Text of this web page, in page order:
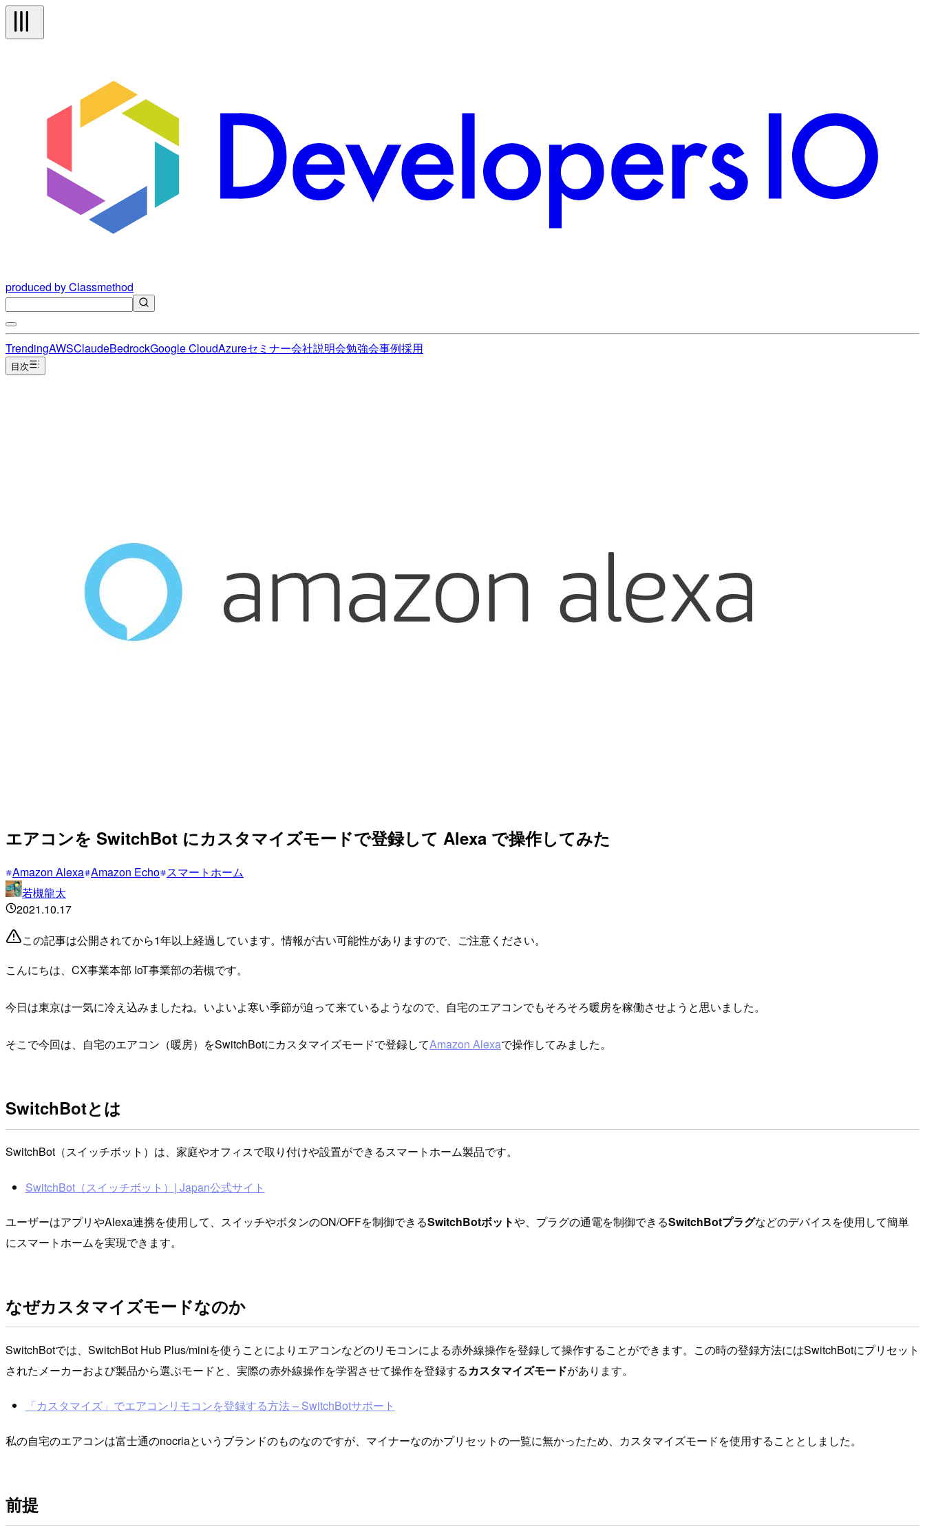
produced by Classmethod
TrendingAWSClaudeBedrockGoogle CloudAzureセミナー会社説明会勉強会事例採用
目次
エアコンを SwitchBot にカスタマイズモードで登録して Alexa で操作してみた
Amazon Alexa Amazon Echo スマートホーム
若槻龍太
2021.10.17
この記事は公開されてから1年以上経過しています。情報が古い可能性がありますので、ご注意ください。
こんにちは、CX事業本部 IoT事業部の若槻です。
今日は東京は一気に冷え込みましたね。いよいよ寒い季節が迫って来ているようなので、自宅のエアコンでもそろそろ暖房を稼働させようと思いました。
そこで今回は、自宅のエアコン（暖房）をSwitchBotにカスタマイズモードで登録してAmazon Alexaで操作してみました。
SwitchBotとは
SwitchBot（スイッチボット）は、家庭やオフィスで取り付けや設置ができるスマートホーム製品です。
SwitchBot（スイッチボット）| Japan公式サイト
ユーザーはアプリやAlexa連携を使用して、スイッチやボタンのON/OFFを制御できるSwitchBotボットや、プラグの通電を制御できるSwitchBotプラグなどのデバイスを使用して簡単
にスマートホームを実現できます。
なぜカスタマイズモードなのか
SwitchBotでは、SwitchBot Hub Plus/miniを使うことによりエアコンなどのリモコンによる赤外線操作を登録して操作することができます。この時の登録方法にはSwitchBotにプリセット
されたメーカーおよび製品から選ぶモードと、実際の赤外線操作を学習させて操作を登録するカスタマイズモードがあります。
「カスタマイズ」でエアコンリモコンを登録する方法 – SwitchBotサポート
私の自宅のエアコンは富士通のnocriaというブランドのものなのですが、マイナーなのかプリセットの一覧に無かったため、カスタマイズモードを使用することとしました。
前提